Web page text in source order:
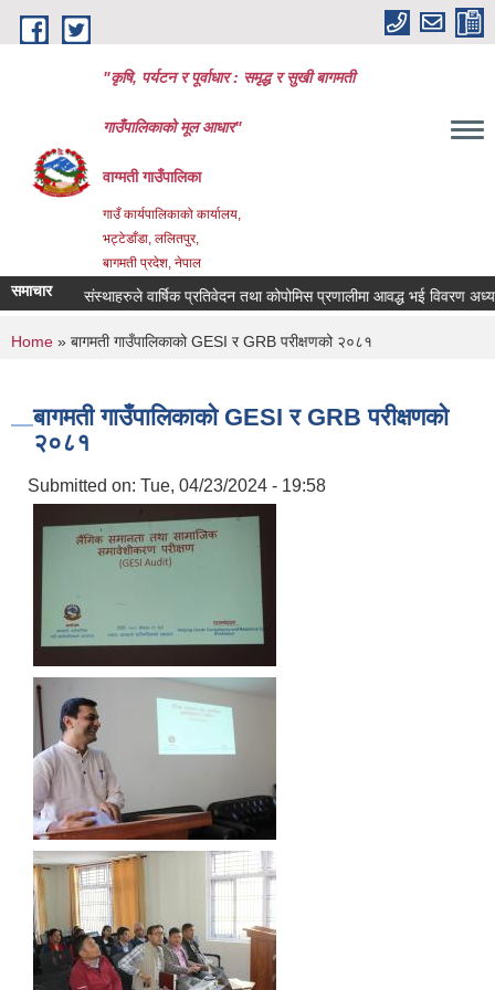
Skip to main content
"कृषि, पर्यटन र पूर्वाधार : समृद्ध र सुखी बागमती
गाउँपालिकाको मूल आधार"
वाग्मती गाउँपालिका
गाउँ कार्यपालिकाको कार्यालय,
भट्टेडाँडा, ललितपुर,
बागमती प्रदेश, नेपाल
समाचारसंस्थाहरुले वार्षिक प्रतिवेदन तथा कोपोमिस प्रणालीमा आवद्ध भई विवरण अध्यावधिक
You are here
Home » बागमती गाउँपालिकाको GESI र GRB परीक्षणको २०८१
बागमती गाउँपालिकाको GESI र GRB परीक्षणको
२०८१
Submitted on: Tue, 04/23/2024 - 19:58